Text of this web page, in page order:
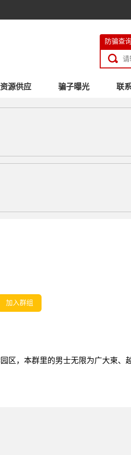
防骗查
资源供应 骗子曝光 联
加入群组
区，本群里的男士无限为广大柬、